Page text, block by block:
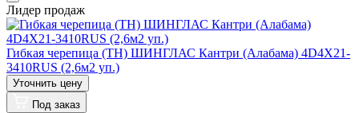
Лидер продаж
Гибкая черепица (ТН) ШИНГЛАС Кантри (Алабама) 4D4X21-
3410RUS (2,6м2 уп.)
Под заказ